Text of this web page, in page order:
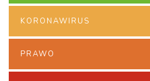
KORONAWIRUS
PRAWO